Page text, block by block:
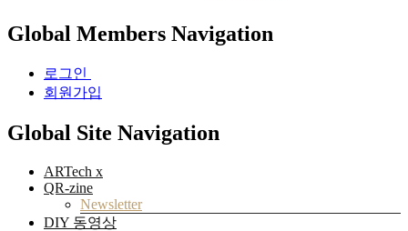
Global Members Navigation
로그인
회원가입
Global Site Navigation
ARTech x
QR-zine
Newsletter
DIY 동영상